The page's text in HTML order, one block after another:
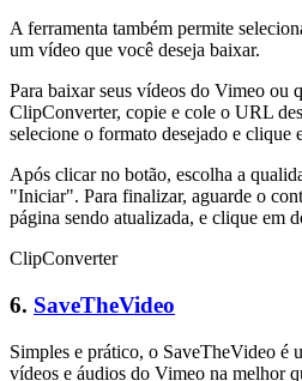
A ferramenta também permite
um vídeo que você deseja baixar.
Para baixar seus vídeos do Vimeo ou
ClipConverter, copie e cole o URL
selecione o formato desejado e clique
Após clicar no botão, escolha a
"Iniciar". Para finalizar, aguarde o
página sendo atualizada, e clique em
ClipConverter
6. SaveTheVideo
Simples e prático, o SaveTheVideo é
vídeos e áudios do Vimeo na melhor